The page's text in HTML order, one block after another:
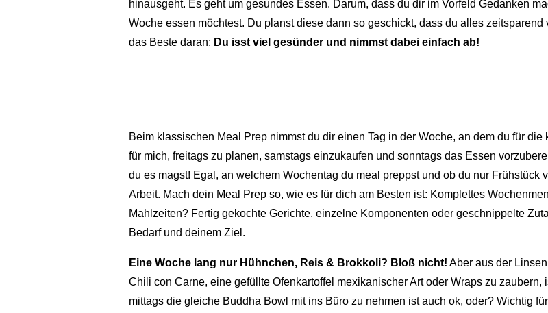
hinausgeht. Es geht um gesundes Essen. Darum, dass du dir im Vorfeld Gedanken
Woche essen möchtest. Du planst diese dann so geschickt, dass du alles
das Beste daran: Du isst viel gesünder und nimmst dabei einfach ab!
Beim klassischen Meal Prep nimmst du dir einen Tag in der Woche, an dem du für
für mich, freitags zu planen, samstags einzukaufen und sonntags das Essen
du es magst! Egal, an welchem Wochentag du meal preppst und ob du nur Frühstück
Arbeit. Mach dein Meal Prep so, wie es für dich am Besten ist: Komplettes
Mahlzeiten? Fertig gekochte Gerichte, einzelne Komponenten oder geschnippelte
Bedarf und deinem Ziel.
Eine Woche lang nur Hühnchen, Reis & Brokkoli? Bloß nicht! Aber aus der
Chili con Carne, eine gefüllte Ofenkartoffel mexikanischer Art oder Wraps zu
mittags die gleiche Buddha Bowl mit ins Büro zu nehmen ist auch ok, oder? Wichtig